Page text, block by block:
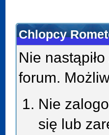
Chlopcy
Nie
forum.
Nie
się lub